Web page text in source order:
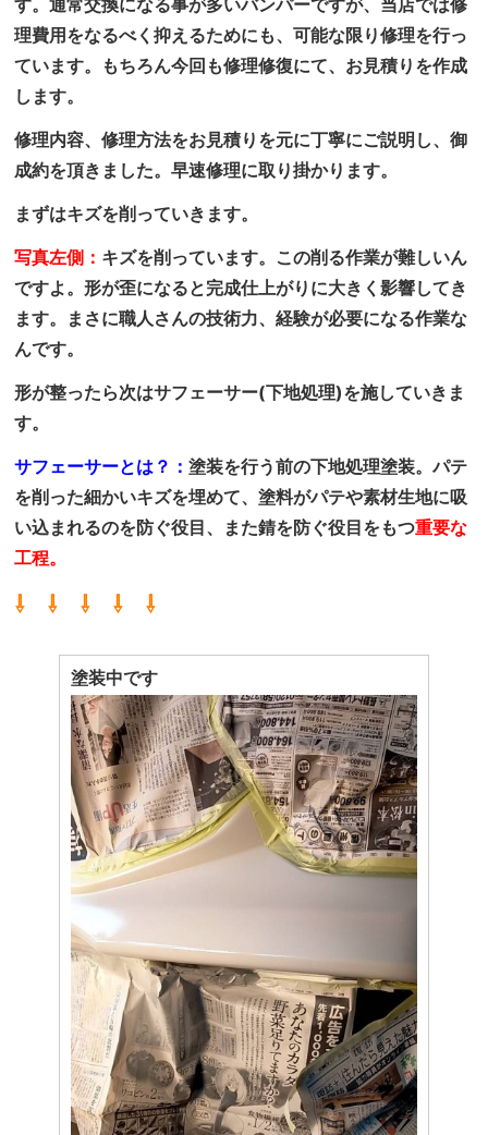
理費用をなるべく抑えるためにも、可能な限り修理を行っ
ています。もちろん今回も修理修復にて、お見積りを作成
します。
修理内容、修理方法をお見積りを元に丁寧にご説明し、御
成約を頂きました。早速修理に取り掛かります。
まずはキズを削っていきます。
写真左側： キズを削っています。この削る作業が難しいん
ですよ。形が歪になると完成仕上がりに大きく影響してき
ます。まさに職人さんの技術力、経験が必要になる作業な
んです。
形が整ったら次はサフェーサー(下地処理)を施していきま
す。
サフェーサーとは？：塗装を行う前の下地処理塗装。パテ
を削った細かいキズを埋めて、塗料がパテや素材生地に吸
い込まれるのを防ぐ役目、また錆を防ぐ役目をもつ重要な
工程。
⇩ ⇩ ⇩ ⇩ ⇩
塗装中です